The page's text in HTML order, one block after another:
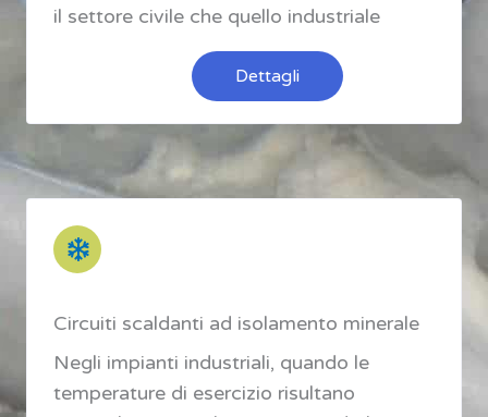
il settore civile che quello industriale
Dettagli
Circuiti scaldanti ad isolamento minerale
Negli impianti industriali, quando le
temperature di esercizio risultano